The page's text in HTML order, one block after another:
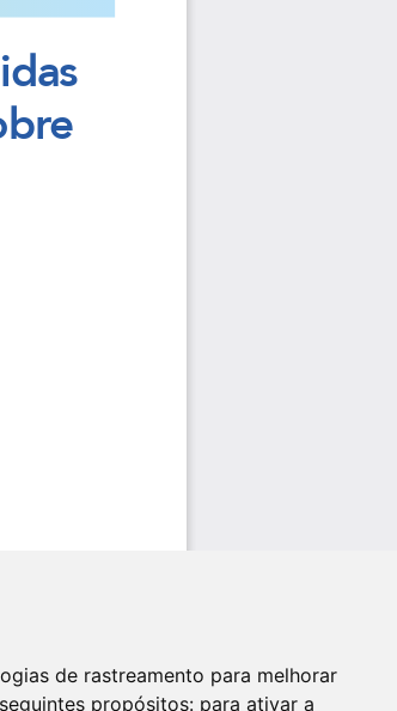
de rastreamento para melhorar
propósitos: para ativar a